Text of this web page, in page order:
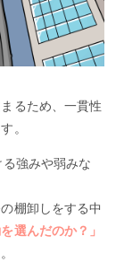
るため、一貫性
。
強みや弱みな
棚卸しをする中
選んだのか？」
。